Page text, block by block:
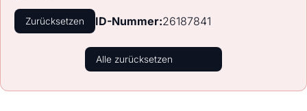
Zurücksetzen ID-Nummer:26187841
Alle zurücksetzen